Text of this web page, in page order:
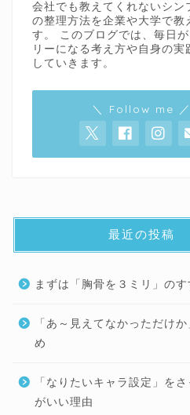
会社でも教えてくれないシン
の整理方法を企業や大学で教
す。 このブログでは、毎日
リーになる考え方や自身の実
していきます。
＼ Follow me ／
最近の投稿
まずは「胸骨を３ミリ」のす
「あ～見えてなかっただけ
め
「なりたいキャラ設定」を
がいい理由